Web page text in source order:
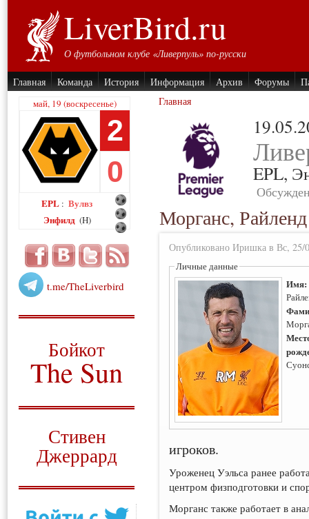
LiverBird.ru
О футбольном клубе «Ливерпуль» по-русски
Главная Команда История Информация Архив Форумы
май, 19 (воскресенье)
2
0
EPL : Вулвз
Энфилд (H)
t.me/TheLiverbird
Бойкот
The Sun
Стивен
Джеррард
Главная
EPL,
Морганс, Райленд
Опубликовано Иришка в Вс, 25/
Личные данные
игроков.
Уроженец Уэльса ранее
центром физподготовки и
Морганс также работает в